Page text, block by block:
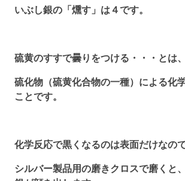
いぶし銀の「燻す」は４です。
硫黄のすすで曇りをつける・・・とは、
硫化物（硫黄化合物の一種）による化
ことです。
化学反応で黒くなるのは表面だけなので
シルバー製品用の磨きクロスで磨くと